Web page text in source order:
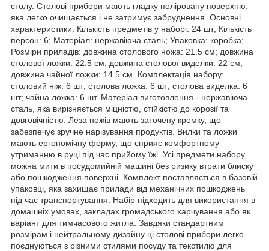
столу. Столові прибори мають гладку поліровану поверхню,
яка легко очищається і не затримує забруднення. Основні
характеристики: Кількість предметів у наборі: 24 шт; Кількість
персон: 6; Матеріал: нержавіюча сталь; Упаковка: коробка;
Розміри приладів: довжина столового ножа: 21.5 см; довжина
столової ложки: 22.5 см; довжина столової виделки: 22 см;
довжина чайної ложки: 14.5 см. Комплектація набору:
столовий ніж: 6 шт; столова ложка: 6 шт; столова виделка: 6
шт; чайна ложка: 6 шт. Матеріал виготовлення - нержавіюча
сталь, яка вирізняється міцністю, стійкістю до корозії та
довговічністю. Леза ножів мають заточену кромку, що
забезпечує зручне нарізування продуктів. Вилки та ложки
мають ергономічну форму, що сприяє комфортному
утриманню в руці під час прийому їжі. Усі предмети набору
можна мити в посудомийній машині без ризику втрати блиску
або пошкодження поверхні. Комплект поставляється в базовій
упаковці, яка захищає прилади від механічних пошкоджень
під час транспортування. Набір підходить для використання в
домашніх умовах, закладах громадського харчування або як
варіант для тимчасового житла. Завдяки стандартним
розмірам і нейтральному дизайну ці столові прибори легко
поєднуються з різними стилями посуду та текстилю для